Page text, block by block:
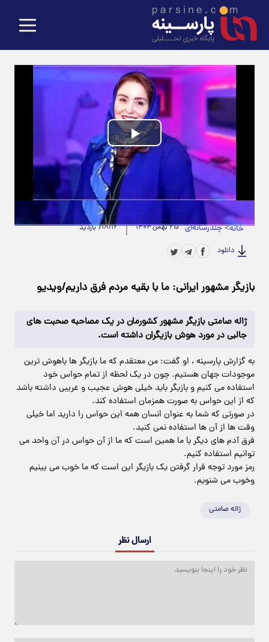
Play
Video
حجم ویدیو: 891.31K مدت زمان ویدیو: 00:00:59
خانه>چندرسانه‌ای ۲۵ بهمن ۱۴۰۴ ۱۸:۱۲7 بازدید
دانلود
بازیگر مشهور ایرانی: ما با بقیه مردم فرق داریم/ویدیو
ژاله صامتی بازیگر مشهور کشورمان در یک مصاحبه صحبت های
جالبی در مورد هوش بازیگران داشته است.
به گزارش پارسینه ، او گفت: من معتقدم که ما بازیگر ها باهوش ترین
موجودات جهان هستیم. چون در یک لحظه از تمام حواس خود
استفاده می کنیم و بازیگر باید خیلی هوش عجیب و غریبی داشته باشد
که از این حواس به صورت همزمان استفاده کند.
در صورتی که شما به عنوان انسان همه این حواس را دارید اما خیلی
وقت ها از آن ها استفاده نمی کنید.
فرق آدم های دیگر با ما همین است که ما از آن حواس در آن واحد می
توانیم استفاده کنیم.
رمز مورد توجه قرار گرفتن یک بازیگر این است که ما خوب می بینیم
وخوب می شنویم.
ژاله صامتی
ارسال نظر